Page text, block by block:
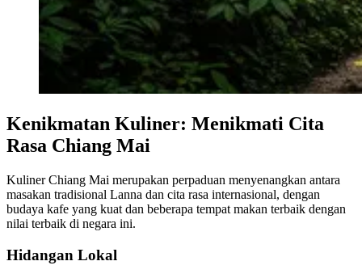
Kenikmatan Kuliner: Menikmati Cita
Rasa Chiang Mai
Kuliner Chiang Mai merupakan perpaduan menyenangkan antara
masakan tradisional Lanna dan cita rasa internasional, dengan
budaya kafe yang kuat dan beberapa tempat makan terbaik dengan
nilai terbaik di negara ini.
Hidangan Lokal